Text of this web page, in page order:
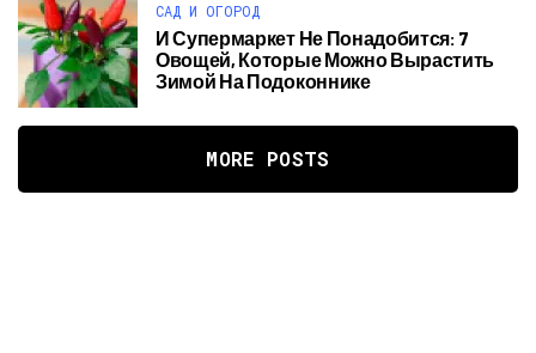
САД И ОГОРОД
И Супермаркет Не Понадобится: 7
Овощей, Которые Можно Вырастить
Зимой На Подоконнике
MORE POSTS